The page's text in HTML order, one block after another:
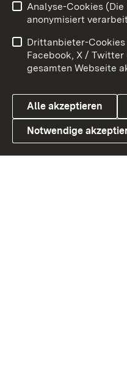
Link zum Landesportal
Benutzungshinweise
Datenschutz
Analyse-Cookies
anonymisiert
Drittanbieter-
Facebook, X /
gesamten Webseite
Alle akzeptieren
Notwendige